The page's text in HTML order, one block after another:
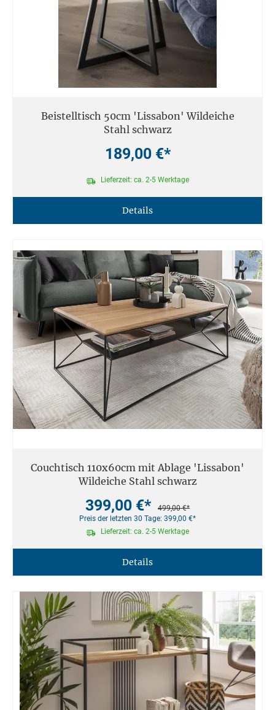
Beistelltisch 50cm 'Lissabon' Wildeiche
Stahl schwarz
189,00 €*
Lieferzeit: ca. 2-5 Werktage
Details
Couchtisch 110x60cm mit Ablage 'Lissabon'
Wildeiche Stahl schwarz
399,00 €*
499,00 €*
Preis der letzten 30 Tage: 399,00 €*
Lieferzeit: ca. 2-5 Werktage
Details